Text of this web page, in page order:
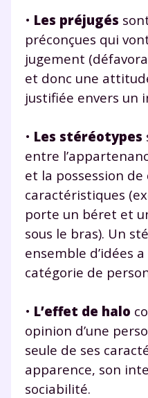
• Les préjugés
préconçues qui
jugement
et donc une
justifiée envers un
• Les stéréotypes
entre
et la possession
caractéristiques
porte un béret et
sous le bras). Un
ensemble d’idées
catégorie de
• L’effet de halo
opinion d’une
seule de ses
apparence, son
sociabilité.
Tout le
la Terminale
Des profs
à la demande
vidéo
TESTER
* Votre code d'accès sera
renseignant votre e-mail,
données à caractère
la marque myMaxicours, afin
accès au service de soutien
savoir plus sur la gestion de
pour exercer vos droits,
J’accepte de
myMaxicours.
Votre adresse e-mail